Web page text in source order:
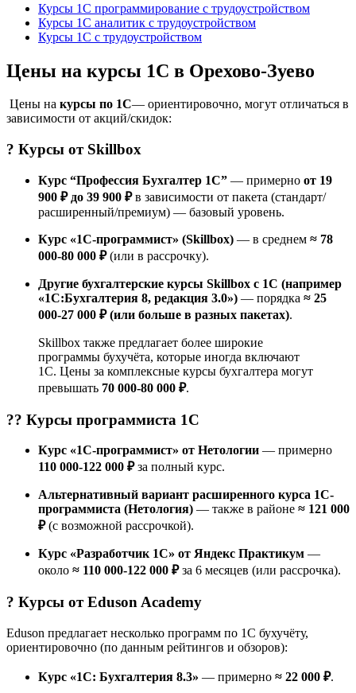
Курсы 1С программирование с трудоустройством
Курсы 1С аналитик с трудоустройством
Курсы 1С с трудоустройством
Цены на курсы 1С в Орехово-Зуево
Цены на курсы по 1С— ориентировочно, могут отличаться в
зависимости от акций/скидок:
? Курсы от Skillbox
Курс “Профессия Бухгалтер 1С” — примерно от 19
900 ₽ до 39 900 ₽в зависимости от пакета (стандарт/
расширенный/премиум) — базовый уровень.
Курс «1С-программист» (Skillbox) — в среднем ≈ 78
000-80 000 ₽(или в рассрочку).
Другие бухгалтерские курсы Skillbox с 1С (например
«1С:Бухгалтерия 8, редакция 3.0») — порядка ≈ 25
000-27 000 ₽ (или больше в разных пакетах).
Skillbox также предлагает более широкие
программы бухучёта, которые иногда включают
1С. Цены за комплексные курсы бухгалтера могут
превышать 70 000-80 000 ₽.
?‍? Курсы программиста 1С
Курс «1С-программист» от Нетологии — примерно
110 000-122 000 ₽за полный курс.
Альтернативный вариант расширенного курса 1С-
программиста (Нетология) — также в районе ≈ 121 000
₽(с возможной рассрочкой).
Курс «Разработчик 1C» от Яндекс Практикум —
около ≈ 110 000-122 000 ₽за 6 месяцев (или рассрочка).
? Курсы отEduson Academy
Eduson предлагает несколько программ по 1С бухучёту,
ориентировочно (по данным рейтингов и обзоров):
Курс «1С: Бухгалтерия 8.3» — примерно ≈ 22 000 ₽.